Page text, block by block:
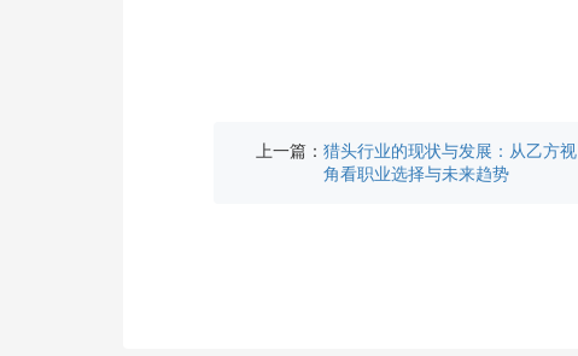
上一篇： 猎头行业的现状与发展：从乙方视
角看职业选择与未来趋势